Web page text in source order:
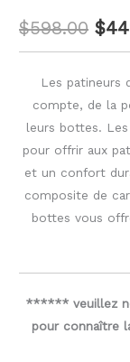
$598.00 $
Les patineurs
compte, de la
leurs bottes.
pour offrir aux
et un confort
composite de
bottes vous
****** veuillez
pour connaître